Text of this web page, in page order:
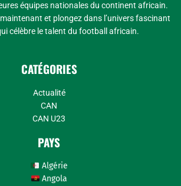
équipes nationales du continent africain.
et plongez dans l’univers fascinant
célèbre le talent du football africain.
CATÉGORIES
Actualité
CAN
CAN U23
PAYS
Algérie
Angola